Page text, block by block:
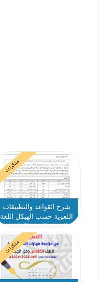
مذكرات
شرح القواعد والتطبيقات
اللغوية حسب الهيكل اللغة
مذكرات